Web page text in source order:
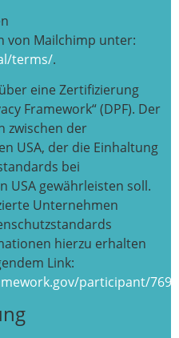
von Mailchimp unter:
terms/.
eine Zertifizierung
Framework“ (DPF). Der
zwischen der
USA, der die Einhaltung
bei
USA gewährleisten soll.
Unternehmen
hierzu erhalten
Link:
participant/7693